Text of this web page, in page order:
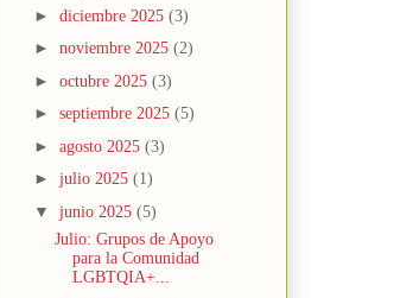
►diciembre 2025(3)
►noviembre 2025(2)
►octubre 2025(3)
►septiembre 2025(5)
►agosto 2025(3)
►julio 2025(1)
▼junio 2025(5)
Julio: Grupos de Apoyo
para la Comunidad
LGBTQIA+...